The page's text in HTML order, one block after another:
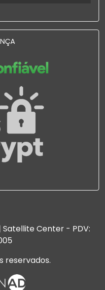
Satellite Center - PDV:
reservados.